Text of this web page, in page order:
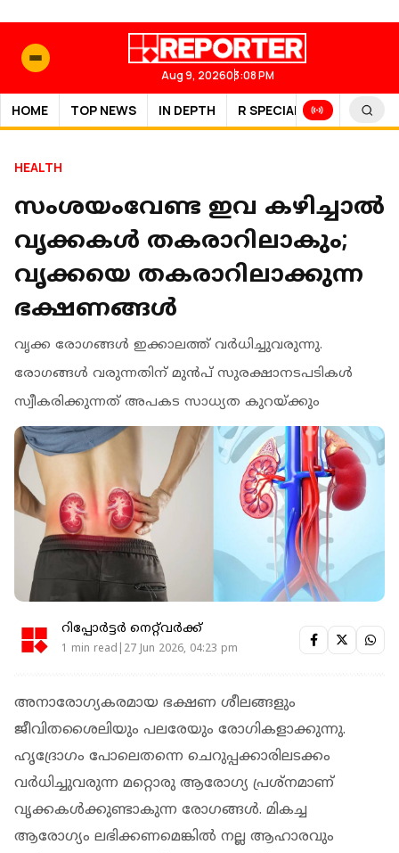
Aug 9, 202603:08 PM
HOME TOP NEWS IN DEPTH R SPECIAL SPORTS
HEALTH
സംശയംവേണ്ട ഇവ കഴിച്ചാല്‍
വൃക്കകള്‍ തകരാറിലാകും;
വൃക്കയെ തകരാറിലാക്കുന്ന
ഭക്ഷണങ്ങള്‍
വൃക്ക രോഗങ്ങള്‍ ഇക്കാലത്ത് വര്‍ധിച്ചുവരുന്നു.
രോഗങ്ങള്‍ വരുന്നതിന് മുന്‍പ് സുരക്ഷാനടപടികള്‍
സ്വീകരിക്കുന്നത് അപകട സാധ്യത കുറയ്ക്കും
റിപ്പോർട്ടർ നെറ്റ്‌വര്‍ക്ക്‌
1 min read|27 Jun 2026, 04:23 pm
അനാരോഗ്യകരമായ ഭക്ഷണ ശീലങ്ങളും
ജീവിതശൈലിയും പലരേയും രോഗികളാക്കുന്നു.
ഹൃദ്രോഗം പോലെതന്നെ ചെറുപ്പക്കാരിലടക്കം
വര്‍ധിച്ചുവരുന്ന മറ്റൊരു ആരോഗ്യ പ്രശ്‌നമാണ്
വൃക്കകള്‍ക്കുണ്ടാകുന്ന രോഗങ്ങള്‍. മികച്ച
ആരോഗ്യം ലഭിക്കണമെങ്കില്‍ നല്ല ആഹാരവും